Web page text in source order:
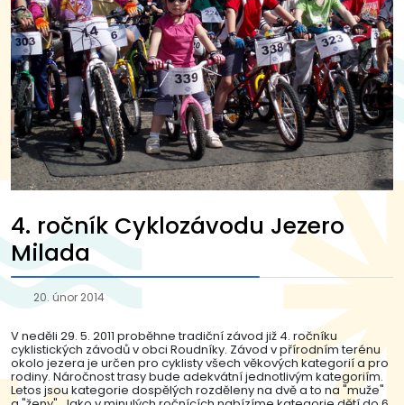
4. ročník Cyklozávodu Jezero
Milada
20. únor 2014
V neděli 29. 5. 2011 proběhne tradiční závod již 4. ročníku
cyklistických závodů v obci Roudníky. Závod v přírodním terénu
okolo jezera je určen pro cyklisty všech věkových kategorií a pro
rodiny. Náročnost trasy bude adekvátní jednotlivým kategoriím.
Letos jsou kategorie dospělých rozděleny na dvě a to na "muže"